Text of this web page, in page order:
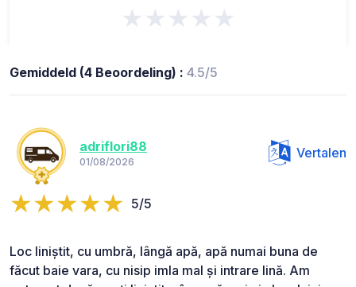
★★★★★
Gemiddeld (4 Beoordeling) : 4.5/5
adriflori88
01/08/2026
Vertalen
5/5
Loc liniștit, cu umbră, lângă apă, apă numai buna de
făcut baie vara, cu nisip imla mal și intrare lină. Am